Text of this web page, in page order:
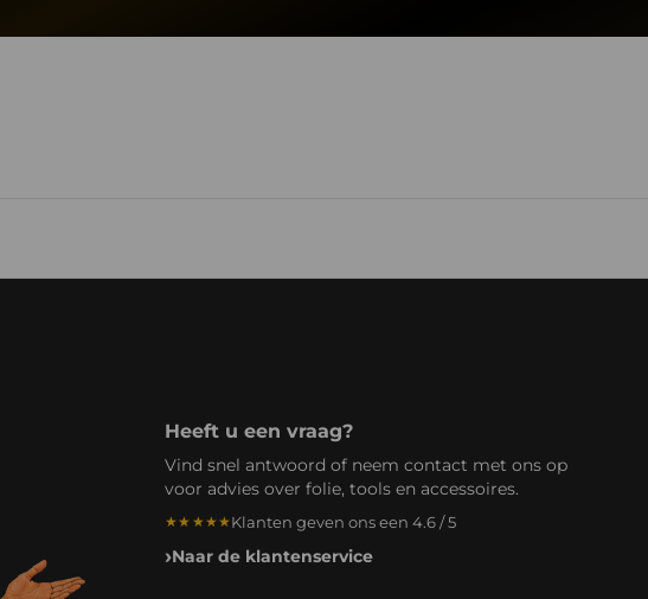
Heeft u een vraag?
Vind snel antwoord of neem contact met ons op
voor advies over folie, tools en accessoires.
★★★★★Klanten geven ons een 4.6 / 5
Naar de klantenservice